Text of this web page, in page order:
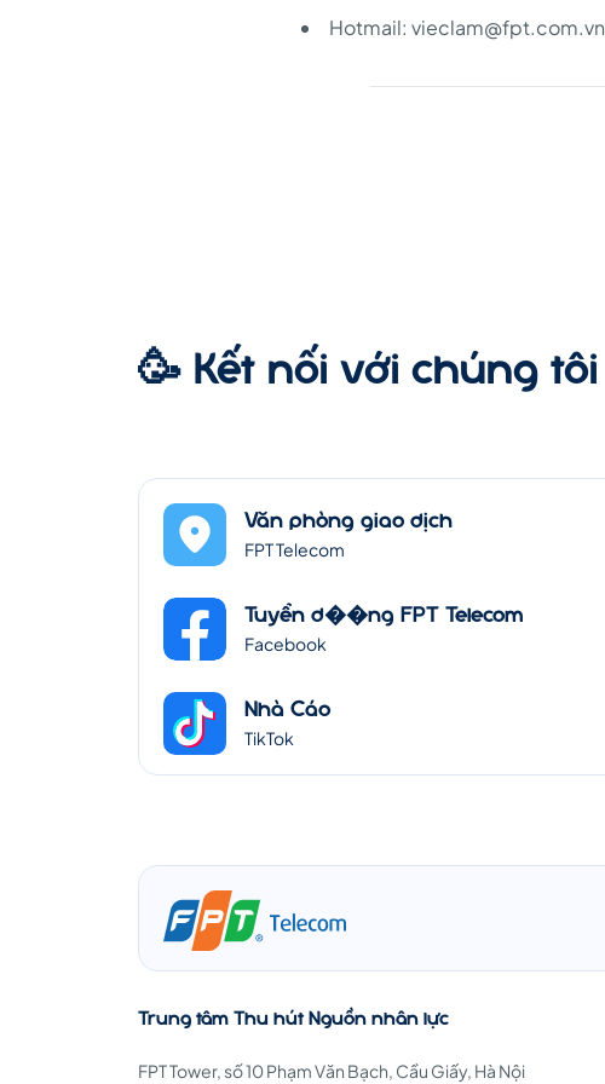
Hotmail: vieclam@fpt.com.vn
🥳 Kết nối với chúng tôi
Văn phòng giao dịch
FPT Telecom
Tuyển d��ng FPT Telecom
Facebook
Nhà Cáo
TikTok
Trung tâm Thu hút Nguồn nhân lực
FPT Tower, số 10 Phạm Văn Bạch, Cầu Giấy, Hà Nội